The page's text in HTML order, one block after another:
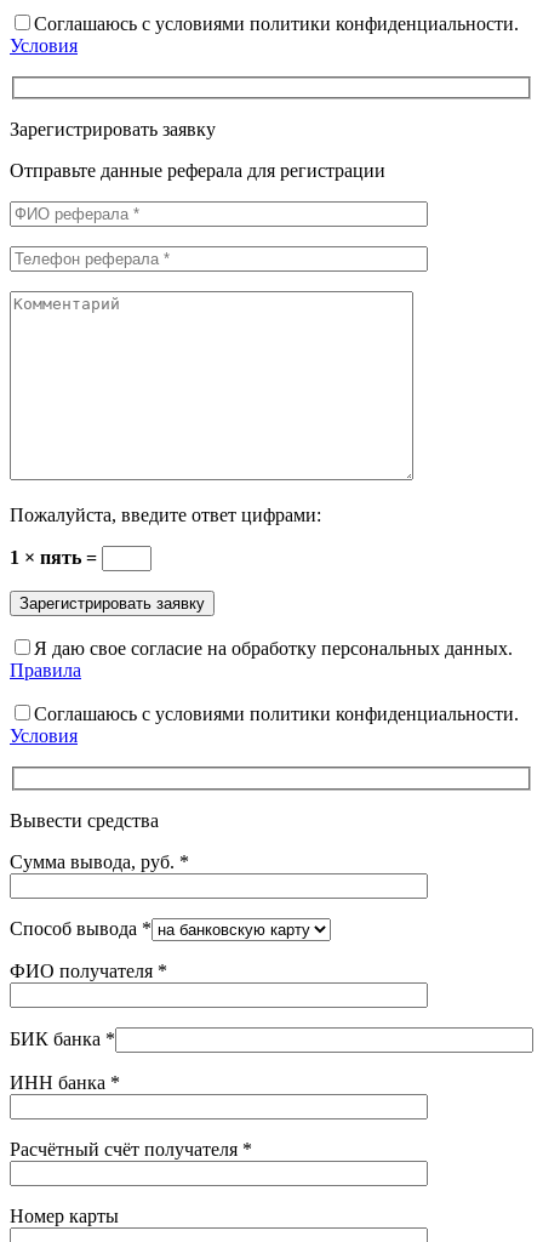
Соглашаюсь с условиями политики конфиденциальности.
Условия
Зарегистрировать заявку
Отправьте данные реферала для регистрации
Пожалуйста, введите ответ цифрами:
1 × пять =
Я даю свое согласие на обработку персональных данных.
Правила
Соглашаюсь с условиями политики конфиденциальности.
Условия
Вывести средства
Сумма вывода, руб. *
Способ вывода *
ФИО получателя *
БИК банка *
ИНН банка *
Расчётный счёт получателя *
Номер карты